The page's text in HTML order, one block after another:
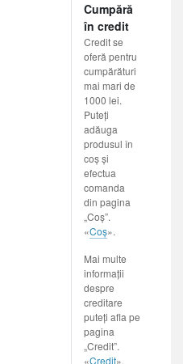
Cumpără
în credit
Credit se
oferă pentru
cumpărături
mai mari de
1000 lei.
Puteți
adăuga
produsul în
coș și
efectua
comanda
din pagina
„Coș”.
«Coș».
Mai multe
informații
despre
creditare
puteți afla pe
pagina
„Credit”.
«Credit».